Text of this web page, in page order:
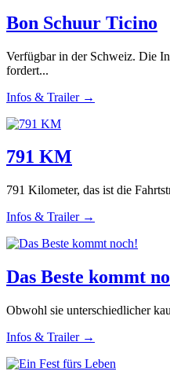
Bon Schuur Ticino
Verfügbar in der Schweiz. Die
fordert...
Infos & Trailer →
791 KM
791 Kilometer, das ist die
Infos & Trailer →
Das Beste kommt
Obwohl sie unterschiedlicher
Infos & Trailer →